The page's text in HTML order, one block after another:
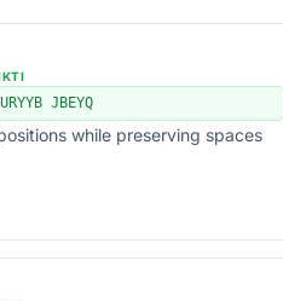
URYYB JBEYQ
while preserving spaces